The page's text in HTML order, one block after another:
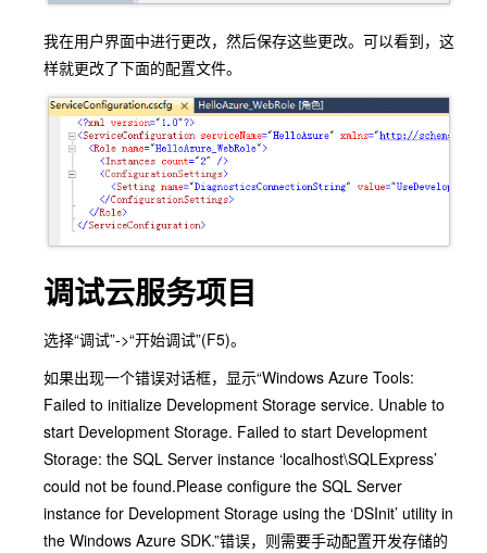
我在用户界面中进行更改，然后保存这些更改。可以看到，这
样就更改了下面的配置文件。
调试云服务项目
选择“调试”->“开始调试”(F5)。
如果出现一个错误对话框，显示“Windows Azure Tools:
Failed to initialize Development Storage service. Unable to
start Development Storage. Failed to start Development
Storage: the SQL Server instance ‘localhost\SQLExpress’
could not be found.Please configure the SQL Server
instance for Development Storage using the ‘DSInit’ utility in
the Windows Azure SDK.”错误，则需要手动配置开发存储的